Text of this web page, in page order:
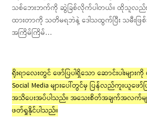
သစ်ဘေးဘက်ကို ဆွဲခြစ်လိုက်ပါတယ်။ ထိုသူလည်
ထားတာကို သတိမရဘဲနဲ့ ဒေါသထွက်ပြီး သမီး
အကြိမ်ကြိမ်…
ရိုးရာလေးတွင် ဖော်ပြပါရှိသော ဆောင်းပါးမျာ
Social Media များပေါ်တွင်မှ ပြန်လည်ကူးယူဖော်ပ
အသိပေးအပ်ပါသည်။ အသေးစိတ်အချက်အလက်မ
ဖတ်ရှုနိုင်ပါသည်။